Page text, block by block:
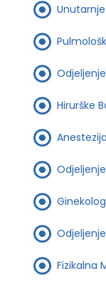
Hirurške
Fizikalna